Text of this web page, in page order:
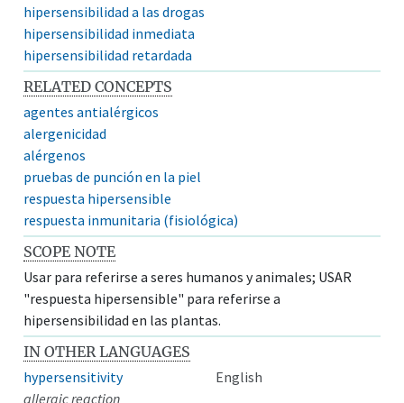
hipersensibilidad a las drogas
hipersensibilidad inmediata
hipersensibilidad retardada
RELATED CONCEPTS
agentes antialérgicos
alergenicidad
alérgenos
pruebas de punción en la piel
respuesta hipersensible
respuesta inmunitaria (fisiológica)
SCOPE NOTE
Usar para referirse a seres humanos y animales; USAR
"respuesta hipersensible" para referirse a
hipersensibilidad en las plantas.
IN OTHER LANGUAGES
hypersensitivity
English
allergic reaction